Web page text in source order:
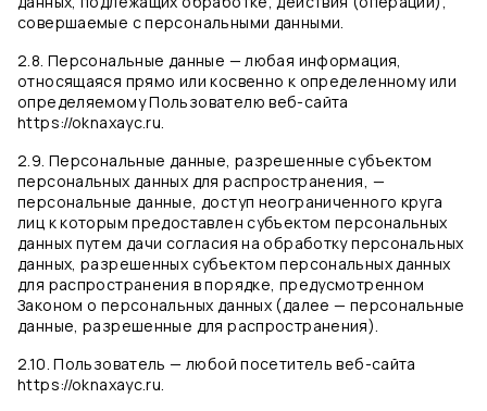
совершаемые с персональными данными.
2.8. Персональные данные — любая информация,
относящаяся прямо или косвенно к определенному или
определяемому Пользователю веб-сайта
https://oknaxayc.ru.
2.9. Персональные данные, разрешенные субъектом
персональных данных для распространения, —
персональные данные, доступ неограниченного круга
лиц к которым предоставлен субъектом персональных
данных путем дачи согласия на обработку персональных
данных, разрешенных субъектом персональных данных
для распространения в порядке, предусмотренном
Законом о персональных данных (далее — персональные
данные, разрешенные для распространения).
2.10. Пользователь — любой посетитель веб-сайта
https://oknaxayc.ru.